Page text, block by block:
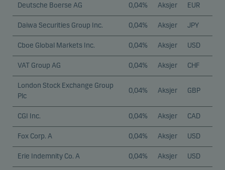
Deutsche Boerse AG 0,04% Aksjer EUR
Daiwa Securities Group Inc. 0,04% Aksjer JPY
Cboe Global Markets Inc. 0,04% Aksjer USD
VAT Group AG 0,04% Aksjer CHF
London Stock Exchange Group
Plc
0,04% Aksjer GBP
CGI Inc. 0,04% Aksjer CAD
Fox Corp. A 0,04% Aksjer USD
Erie Indemnity Co. A 0,04% Aksjer USD